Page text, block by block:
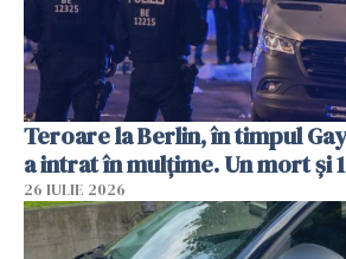
Teroare la Berlin, în timpul
a intrat în mulțime. Un mort și
26 IULIE 2026